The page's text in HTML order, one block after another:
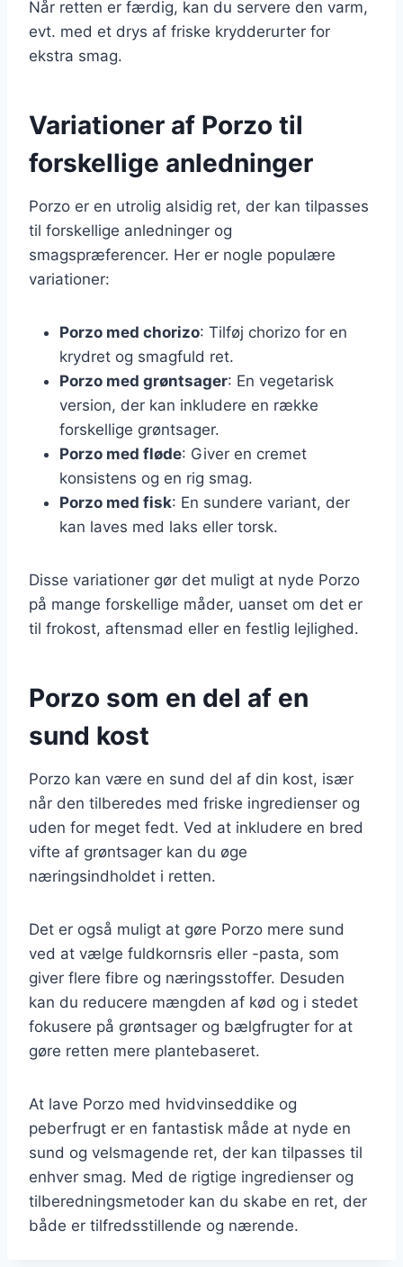
Når retten er færdig, kan du servere den varm,
evt. med et drys af friske krydderurter for
ekstra smag.
Variationer af Porzo til
forskellige anledninger
Porzo er en utrolig alsidig ret, der kan tilpasses
til forskellige anledninger og
smagspræferencer. Her er nogle populære
variationer:
Porzo med chorizo: Tilføj chorizo for en
krydret og smagfuld ret.
Porzo med grøntsager: En vegetarisk
version, der kan inkludere en række
forskellige grøntsager.
Porzo med fløde: Giver en cremet
konsistens og en rig smag.
Porzo med fisk: En sundere variant, der
kan laves med laks eller torsk.
Disse variationer gør det muligt at nyde Porzo
på mange forskellige måder, uanset om det er
til frokost, aftensmad eller en festlig lejlighed.
Porzo som en del af en
sund kost
Porzo kan være en sund del af din kost, især
når den tilberedes med friske ingredienser og
uden for meget fedt. Ved at inkludere en bred
vifte af grøntsager kan du øge
næringsindholdet i retten.
Det er også muligt at gøre Porzo mere sund
ved at vælge fuldkornsris eller -pasta, som
giver flere fibre og næringsstoffer. Desuden
kan du reducere mængden af kød og i stedet
fokusere på grøntsager og bælgfrugter for at
gøre retten mere plantebaseret.
At lave Porzo med hvidvinseddike og
peberfrugt er en fantastisk måde at nyde en
sund og velsmagende ret, der kan tilpasses til
enhver smag. Med de rigtige ingredienser og
tilberedningsmetoder kan du skabe en ret, der
både er tilfredsstillende og nærende.